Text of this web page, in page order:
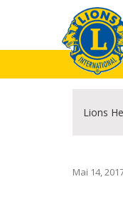
Lions
Mai 14,